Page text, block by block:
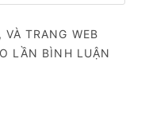
TRANG WEB
LẦN BÌNH LUẬN